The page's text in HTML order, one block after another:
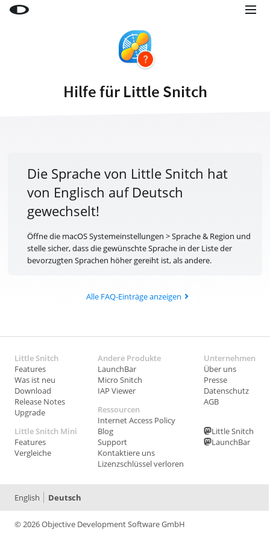
LaunchBar
Shop
Support
Blog
Hilfe für Little Snitch
Die Sprache von Little Snitch hat
von Englisch auf Deutsch
gewechselt!
Öffne die macOS Systemeinstellungen > Sprache & Region und
stelle sicher, dass die gewünschte Sprache in der Liste der
bevorzugten Sprachen höher gereiht ist, als andere.
Alle FAQ-Einträge anzeigen
Little Snitch
Features
Was ist neu
Download
Release Notes
Upgrade
Little Snitch Mini
Features
Vergleiche
Andere Produkte
LaunchBar
Micro Snitch
IAP Viewer
Ressourcen
Internet Access Policy
Blog
Support
Kontaktiere uns
Lizenzschlüssel verloren
Unternehmen
Über uns
Presse
Datenschutz
AGB
Little Snitch
LaunchBar
© 2026 Objective Development Software GmbH
English Deutsch